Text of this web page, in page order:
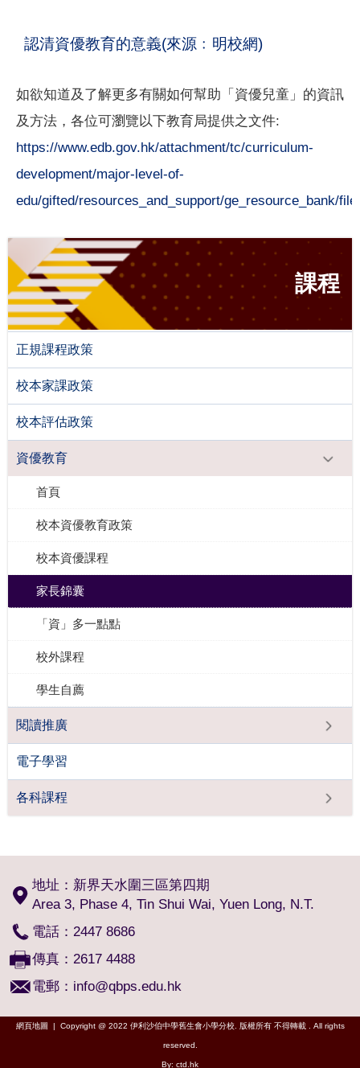
認清資優教育的意義(來源﹕明校網)
如欲知道及了解更多有關如何幫助「資優兒童」的資訊
及方法，各位可瀏覽以下教育局提供之文件:
https://www.edb.gov.hk/attachment/tc/curriculum-
development/major-level-of-
edu/gifted/resources_and_support/ge_resource_bank/
課程
正規課程政策
校本家課政策
校本評估政策
資優教育
首頁
校本資優教育政策
校本資優課程
家長錦囊
「資」多一點點
校外課程
學生自薦
閱讀推廣
電子學習
各科課程
地址：新界天水圍三區第四期
Area 3, Phase 4, Tin Shui Wai, Yuen Long, N.T.
電話：2447 8686
傳真：2617 4488
電郵： info@qbps.edu.hk
網頁地圖 | Copyright @ 2022 伊利沙伯中學舊生會小學分校. 版權所有 不得轉載 . All rights
reserved.
By: ctd.hk